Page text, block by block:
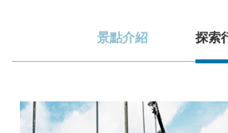
景點介紹 探索